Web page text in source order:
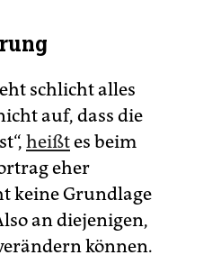
schlicht alles
auf, dass die
heißtes beim
eher
keine Grundlage
an diejenigen,
können.